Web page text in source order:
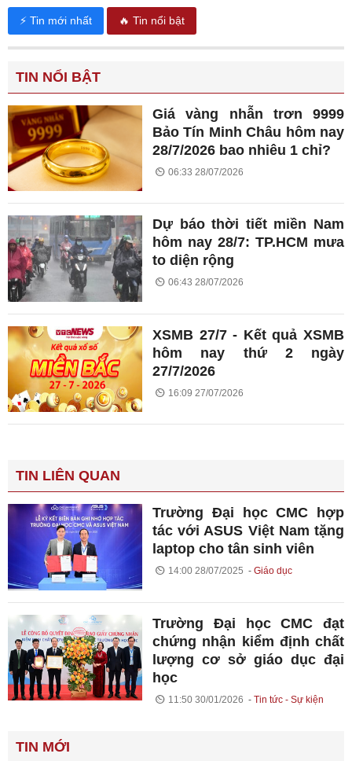
⚡ Tin mới nhất 🔥 Tin nổi bật
TIN NỔI BẬT
Giá vàng nhẫn trơn 9999
Bảo Tín Minh Châu hôm nay
28/7/2026 bao nhiêu 1 chỉ?
06:33 28/07/2026
Dự báo thời tiết miền Nam
hôm nay 28/7: TP.HCM mưa
to diện rộng
06:43 28/07/2026
XSMB 27/7 - Kết quả XSMB
hôm nay thứ 2 ngày
27/7/2026
16:09 27/07/2026
TIN LIÊN QUAN
Trường Đại học CMC hợp
tác với ASUS Việt Nam tặng
laptop cho tân sinh viên
14:00 28/07/2025 Giáo dục
Trường Đại học CMC đạt
chứng nhận kiểm định chất
lượng cơ sở giáo dục đại
học
11:50 30/01/2026 Tin tức - Sự kiện
TIN MỚI